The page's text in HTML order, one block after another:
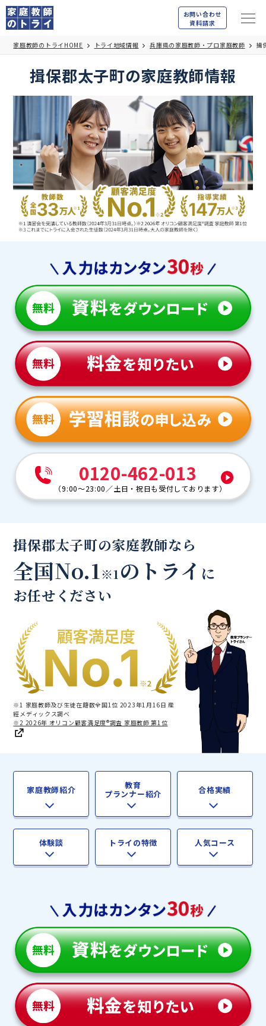
お問い合わせ
資料請求
家庭教師のトライHOME トライ地域情報 兵庫県の家庭教師・プロ家庭教師 揖
揖保郡太子町の家庭教師情報
0120-462-013
（9:00～23:00／土日・祝日も受付しております）
揖保郡太子町の家庭教師なら
全国No.1※1のトライ に
お任せください
※1 家庭教師及び生徒在籍数全国1位 2023年1月16日 産
經メディックス調べ
※2 2026年 オリコン顧客満足度®調査 家庭教師 第1位
家庭教師紹介 教育
プランナー紹介 合格実績
体験談 トライの特徴 人気コース